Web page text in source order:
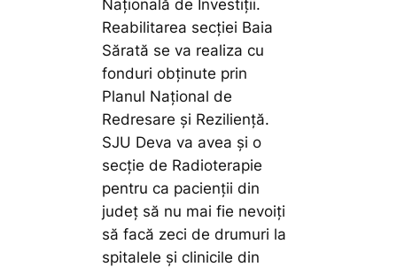
Națională de Investiții.
Reabilitarea secției Baia
Sărată se va realiza cu
fonduri obținute prin
Planul Național de
Redresare și Reziliență.
SJU Deva va avea și o
secție de Radioterapie
pentru ca pacienții din
județ să nu mai fie nevoiți
să facă zeci de drumuri la
spitalele și clinicile din